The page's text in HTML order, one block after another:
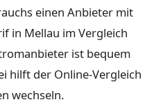
einen Anbieter mit
in Mellau im Vergleich
ist bequem
hilft der Online-Vergleich
wechseln.